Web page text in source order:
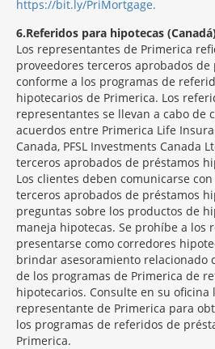
https://bit.ly/PriMortgage.
6 Referidos para hipotecas
Los representantes de Primerica
proveedores terceros aprobados
conforme a los programas de
hipotecarios de Primerica. Los
representantes se llevan a cabo de
acuerdos entre Primerica Life
Canada, PFSL Investments Canada
terceros aprobados de préstamos
Los clientes deben comunicarse
terceros aprobados de préstamos
preguntas sobre los productos de
maneja hipotecas. Se prohíbe a los
presentarse como corredores
brindar asesoramiento relacionado
de los programas de Primerica de
hipotecarios. Consulte en su oficina
representante de Primerica para
los programas de referidos de
Primerica.